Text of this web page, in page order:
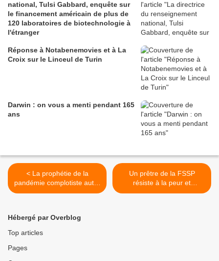
national, Tulsi Gabbard, enquête sur
le financement américain de plus de
120 laboratoires de biotechnologie à
l'étranger
Réponse à Notabenemovies et à La
Croix sur le Linceul de Turin
Darwin : on vous a menti pendant 165
ans
< La prophétie de la
pandémie complotiste auto-
réalisée de Jacques Attali
Un prêtre de la FSSP
résiste à la peur et
demande de désobéir
Hébergé par Overblog
Top articles
Pages